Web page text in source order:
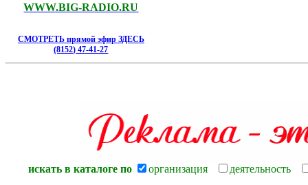
WWW.BIG-RADIO.RU
СМОТРЕТЬ прямой эфир ЗДЕСЬ
(8152) 47-41-27
искать в каталоге по организация деятельность